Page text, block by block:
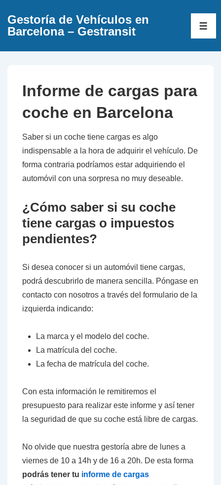
Saltar
Gestoría de Vehículos en
Barcelona – Gestransit
Informe de cargas para
coche en Barcelona
Saber si un coche tiene cargas es algo
indispensable a la hora de adquirir el vehículo. De
forma contraria podríamos estar adquiriendo el
automóvil con una sorpresa no muy deseable.
¿Cómo saber si su coche
tiene cargas o impuestos
pendientes?
Si desea conocer si un automóvil tiene cargas,
podrá descubrirlo de manera sencilla. Póngase en
contacto con nosotros a través del formulario de la
izquierda indicando:
La marca y el modelo del coche.
La matrícula del coche.
La fecha de matrícula del coche.
Con esta información le remitiremos el
presupuesto para realizar este informe y así tener
la seguridad de que su coche está libre de cargas.
No olvide que nuestra gestoría abre de lunes a
viernes de 10 a 14h y de 16 a 20h. De esta forma
podrás tener tu informe de cargas